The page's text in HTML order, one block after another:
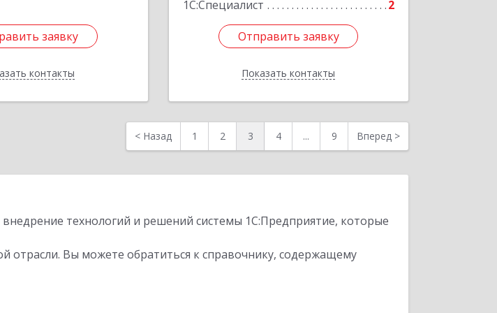
заявку
контакты
заявку
Назад
1С:Специалист
2
Отправить заявку
Показать контакты
Отправить заявку
Назад
< Назад 1 2 3 4 ... 9 Вперед >
технологий и решений системы 1С:Предприятие, которые
Вы можете обратиться к справочнику, содержащему